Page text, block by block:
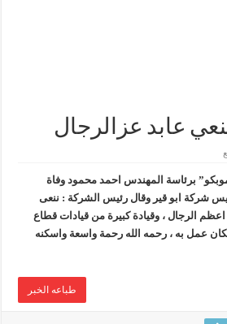
عابد عزالرجال
برئاسة المهندس احمد محمود وفاة
شركة ابو قير وقال رئيس الشركة : ننعى
الرجال ، وقيادة كبيرة من قيادات قطاع
عمل به ، رحمه الله رحمة واسعة واسكنه
طباعه الخبر